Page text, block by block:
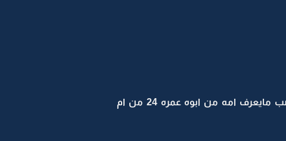
سعد : فارس احلام كل بنت مزيووون بالحيل يشبه المغني سلمان حميد كووبي عصبي واذا عصب مايعرف امه من ابوه عمره 24 من ام